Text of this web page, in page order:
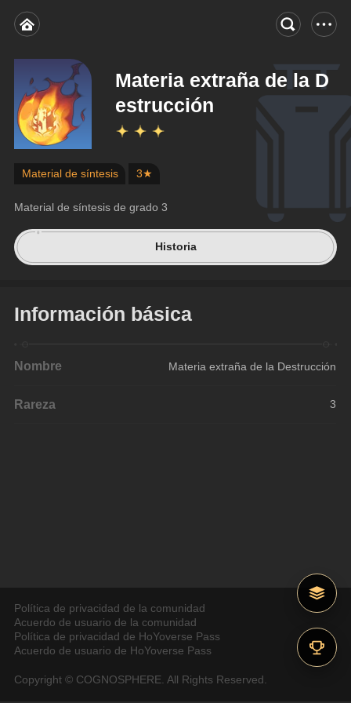
Materia extraña de la D
estrucción
Material de síntesis 3★
Material de síntesis de grado 3
Historia
Información básica
Nombre Materia extraña de la Destrucción
Rareza 3
Política de privacidad de la comunidad
Acuerdo de usuario de la comunidad
Política de privacidad de HoYoverse Pass
Acuerdo de usuario de HoYoverse Pass
Copyright © COGNOSPHERE. All Rights Reserved.